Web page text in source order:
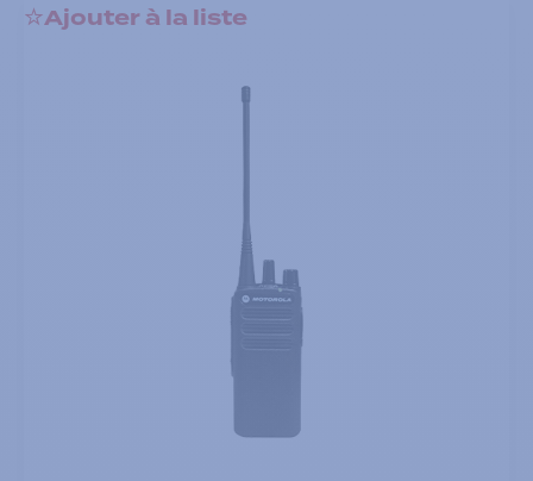
Ajouter à la liste